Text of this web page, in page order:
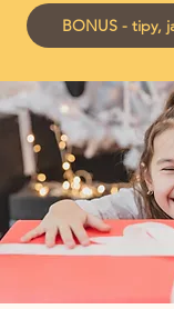
BONUS - tipy,